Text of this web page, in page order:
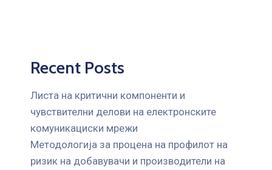
Recent Posts
Листа на критични компоненти и
чувствителни делови на електронските
комуникациски мрежи
Mетодологија за процена на профилот на
ризик на добавувачи и производители на